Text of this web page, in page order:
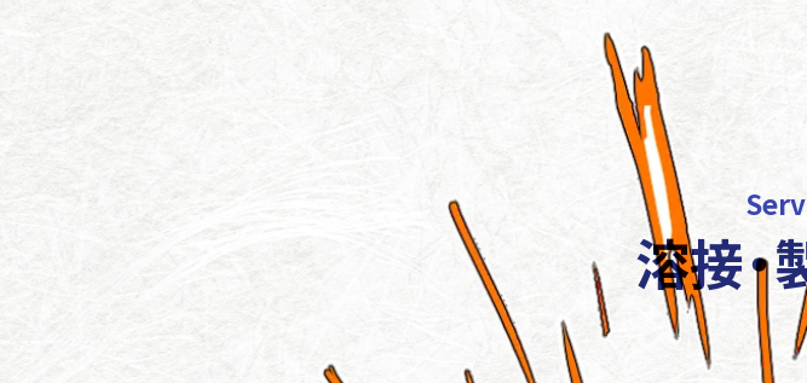
溶接・